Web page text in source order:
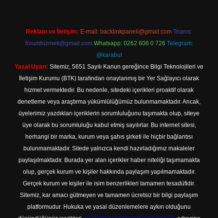
Reklam ve İletişim: E-mail: backlinkpaneli@gmail.com Teams:
forumhizmeti@gmail.com Whatsapp: 0262 606 0 726 Telegram:
@karabul
Yasal Uyarı: Sitemiz, 5651 Sayılı Kanun gereğince Bilgi Teknolojileri ve
İletişim Kurumu (BTK) tarafından onaylanmış bir Yer Sağlayıcı olarak
hizmet vermektedir. Bu nedenle, sitedeki içerikleri proaktif olarak
denetleme veya araştırma yükümlülüğümüz bulunmamaktadır. Ancak,
üyelerimiz yazdıkları içeriklerin sorumluluğunu taşımakta olup, siteye
üye olarak bu sorumluluğu kabul etmiş sayılırlar. Bu internet sitesi,
herhangi bir marka, kurum veya şahıs şirketi ile hiçbir bağlantısı
bulunmamaktadır. Sitede yalnızca kendi hazırladığımız makaleler
paylaşılmaktadır. Burada yer alan içerikler haber niteliği taşımamakta
olup, gerçek kurum ve kişiler hakkında paylaşım yapılmamaktadır.
Gerçek kurum ve kişiler ile isim benzerlikleri tamamen tesadüfidir.
Sitemiz, kar amacı gütmeyen ve tamamen ücretsiz bir bilgi paylaşım
platformudur. Hukuka ve yasal düzenlemelere aykırı olduğunu